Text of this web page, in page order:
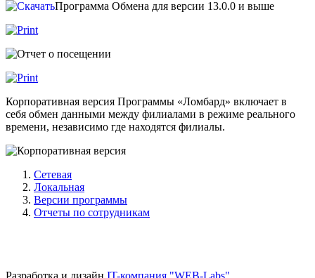
Программа Обмена для версии 13.0.0 и выше
Корпоративная версия Программы «Ломбард» включает в
себя обмен данными между филиалами в режиме реального
времени, независимо где находятся филиалы.
Сетевая
Локальная
Версии программы
Отчеты по сотрудникам
Разработка и дизайн IT-компания "WEB-Labs"